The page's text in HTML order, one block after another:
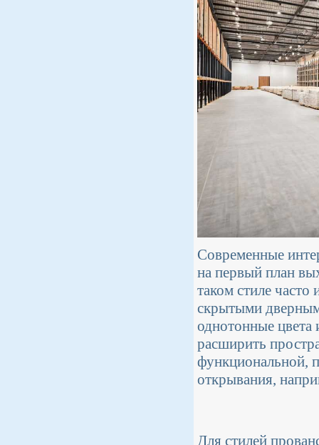
Современные
на первый план
таком стиле
скрытыми
однотонные цвета
расширить
функциональной,
открывания,
Для стилей